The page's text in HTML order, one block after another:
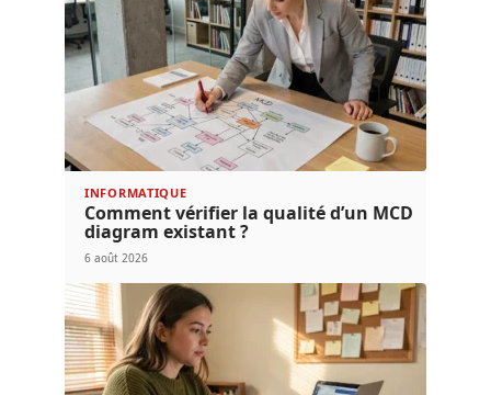
INFORMATIQUE
Comment vérifier la qualité d’un MCD
diagram existant ?
6 août 2026